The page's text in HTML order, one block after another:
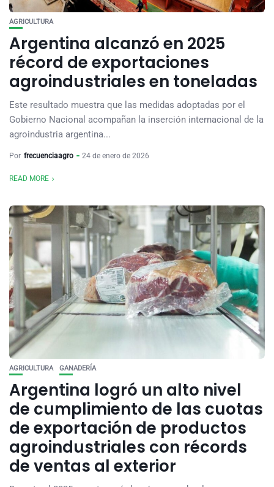
AGRICULTURA
Argentina alcanzó en 2025
récord de exportaciones
agroindustriales en toneladas
Este resultado muestra que las medidas adoptadas por el
Gobierno Nacional acompañan la inserción internacional de la
agroindustria argentina...
Por frecuenciaagro 24 de enero de 2026
READ MORE
AGRICULTURA GANADERÍA
Argentina logró un alto nivel
de cumplimiento de las cuotas
de exportación de productos
agroindustriales con récords
de ventas al exterior